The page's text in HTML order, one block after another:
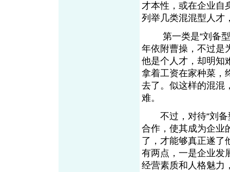
才本性，或在企业自
列举几类混混型人才
第一类是“刘备型”
年依附曹操，不过是
他是个人才，却明知
拿着工资在家种菜，
去了。似这样的混混
难。
不过，对待“刘备
合作，使其成为企业
了，才能够真正遂了
有两点，一是企业发
经营素质和人格魅力